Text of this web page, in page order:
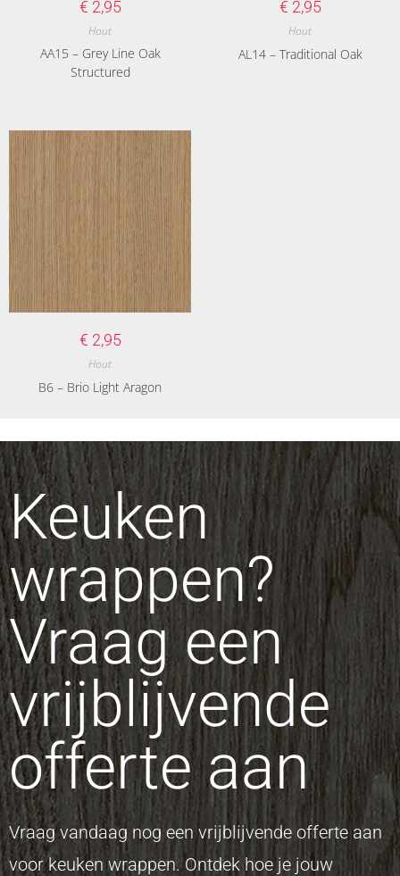
€ 2,95
Hout
AA15 – Grey Line Oak
Structured
€ 2,95
Hout
AL14 – Traditional Oak
€ 2,95
Hout
B6 – Brio Light Aragon
Keuken
wrappen?
Vraag een
vrijblijvende
offerte aan
Vraag vandaag nog een vrijblijvende offerte aan
voor keuken wrappen. Ontdek hoe je jouw